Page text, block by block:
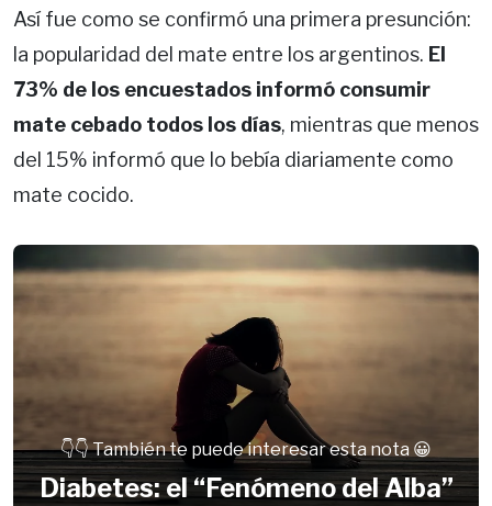
Así fue como se confirmó una primera presunción:
la popularidad del mate entre los argentinos. El
73% de los encuestados informó consumir
mate cebado todos los días, mientras que menos
del 15% informó que lo bebía diariamente como
mate cocido.
👇👇 También te puede interesar esta nota 😀
Diabetes: el “Fenómeno del Alba”